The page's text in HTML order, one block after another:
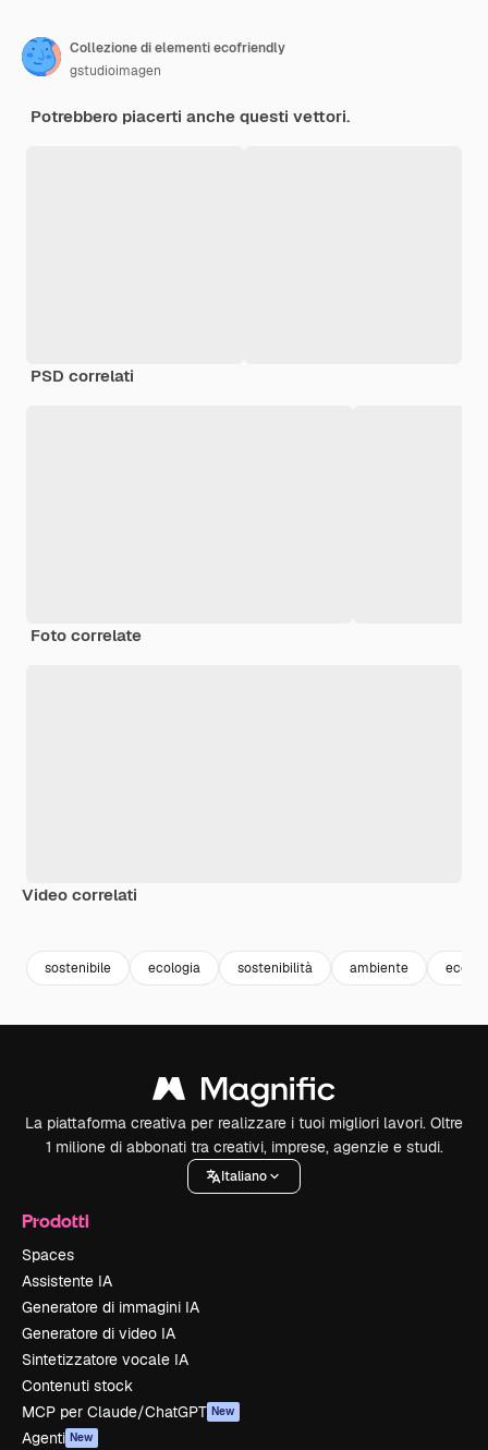
Collezione di elementi ecofriendly
gstudioimagen
Potrebbero piacerti anche questi vettori.
PSD correlati
Foto correlate
Video correlati
sostenibile ecologia sostenibilità ambiente eco
La piattaforma creativa per realizzare i tuoi migliori lavori. Oltre
1 milione di abbonati tra creativi, imprese, agenzie e studi.
Italiano
Prodotti
Spaces
Assistente IA
Generatore di immagini IA
Generatore di video IA
Sintetizzatore vocale IA
Contenuti stock
MCP per Claude/ChatGPT New
Agenti New